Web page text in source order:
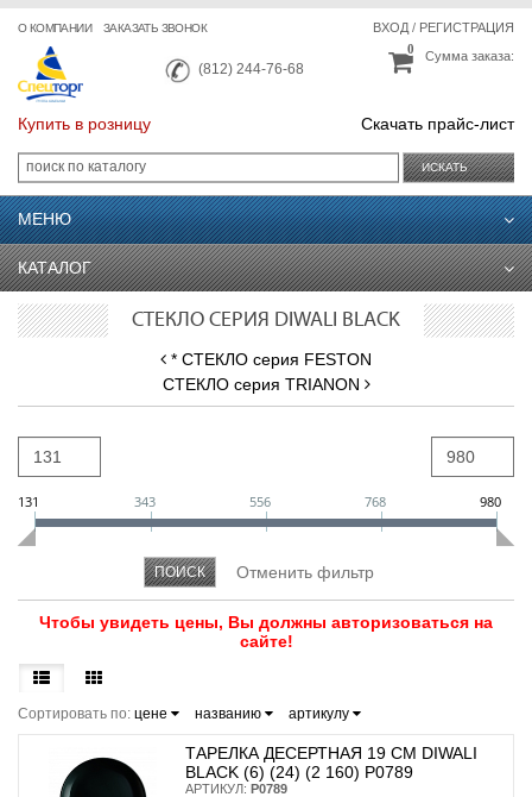
О КОМПАНИИ ЗАКАЗАТЬ ЗВОНОК
(812) 244-76-68
ВХОД/ РЕГИСТРАЦИЯ
Сумма заказа:
0
Купить в розницу Скачать прайс-лист
ИСКАТЬ
МЕНЮ
КАТАЛОГ
СТЕКЛО СЕРИЯ DIWALI BLACK
* СТЕКЛО серия FESTON
СТЕКЛО серия TRIANON
131 343 556 768 980
Чтобы увидеть цены, Вы должны авторизоваться на
сайте!
Сортировать по: цене названию артикулу
ТАРЕЛКА ДЕСЕРТНАЯ 19 СМ DIWALI
BLACK (6) (24) (2 160) P0789
АРТИКУЛ: P0789